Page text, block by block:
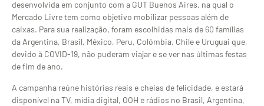
desenvolvida em conjunto com a GUT Buenos Aires, na qual o
Mercado Livre tem como objetivo mobilizar pessoas além de
caixas. Para sua realização, foram escolhidas mais de 60 famílias
da Argentina, Brasil, México, Peru, Colômbia, Chile e Uruguai que,
devido à COVID-19, não puderam viajar e se ver nas últimas festas
de fim de ano.
A campanha reúne histórias reais e cheias de felicidade, e estará
disponível na TV, mídia digital, OOH e rádios no Brasil, Argentina,